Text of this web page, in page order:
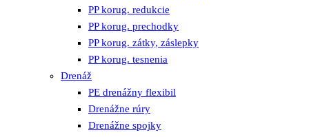
PP korug. redukcie
PP korug. prechodky
PP korug. zátky, záslepky
PP korug. tesnenia
Drenáž
PE drenážny flexibil
Drenážne rúry
Drenážne spojky